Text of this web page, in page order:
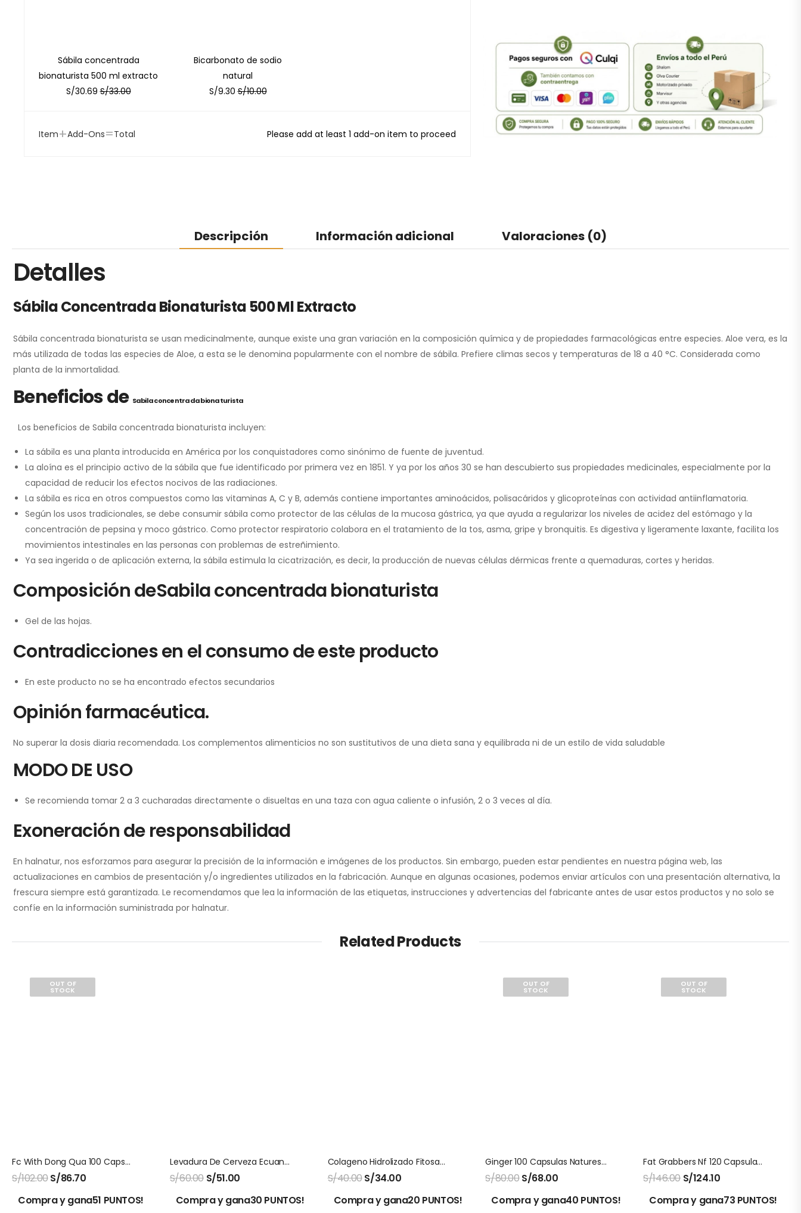
Sábila concentrada
bionaturista 500 ml extracto
S/30.69 S/33.00
Bicarbonato de sodio
natural
S/9.30 S/10.00
Item+Add-Ons=Total Please add at least 1 add-on item to proceed
Descripción Información adicional Valoraciones (0)
Detalles
Sábila Concentrada Bionaturista 500 Ml Extracto
Sábila concentrada bionaturista se usan medicinalmente, aunque existe una gran variación en la composición química y de propiedades farmacológicas entre especies. Aloe vera, es la
más utilizada de todas las especies de Aloe, a esta se le denomina popularmente con el nombre de sábila. Prefiere climas secos y temperaturas de 18 a 40 °C. Considerada como
planta de la inmortalidad.
Beneficios de Sabila concentrada bionaturista
Los beneficios de Sabila concentrada bionaturista incluyen:
La sábila es una planta introducida en América por los conquistadores como sinónimo de fuente de juventud.
La aloína es el principio activo de la sábila que fue identificado por primera vez en 1851. Y ya por los años 30 se han descubierto sus propiedades medicinales, especialmente por la
capacidad de reducir los efectos nocivos de las radiaciones.
La sábila es rica en otros compuestos como las vitaminas A, C y B, además contiene importantes aminoácidos, polisacáridos y glicoproteínas con actividad antiinflamatoria.
Según los usos tradicionales, se debe consumir sábila como protector de las células de la mucosa gástrica, ya que ayuda a regularizar los niveles de acidez del estómago y la
concentración de pepsina y moco gástrico. Como protector respiratorio colabora en el tratamiento de la tos, asma, gripe y bronquitis. Es digestiva y ligeramente laxante, facilita los
movimientos intestinales en las personas con problemas de estreñimiento.
Ya sea ingerida o de aplicación externa, la sábila estimula la cicatrización, es decir, la producción de nuevas células dérmicas frente a quemaduras, cortes y heridas.
Composición deSabila concentrada bionaturista
Gel de las hojas.
Contradicciones en el consumo de este producto
En este producto no se ha encontrado efectos secundarios
Opinión farmacéutica.
No superar la dosis diaria recomendada. Los complementos alimenticios no son sustitutivos de una dieta sana y equilibrada ni de un estilo de vida saludable
MODO DE USO
Se recomienda tomar 2 a 3 cucharadas directamente o disueltas en una taza con agua caliente o infusión, 2 o 3 veces al día.
Exoneración de responsabilidad
En halnatur, nos esforzamos para asegurar la precisión de la información e imágenes de los productos. Sin embargo, pueden estar pendientes en nuestra página web, las
actualizaciones en cambios de presentación y/o ingredientes utilizados en la fabricación. Aunque en algunas ocasiones, podemos enviar artículos con una presentación alternativa, la
frescura siempre está garantizada. Le recomendamos que lea la información de las etiquetas, instrucciones y advertencias del fabricante antes de usar estos productos y no solo se
confíe en la información suministrada por halnatur.
Related Products
OUT OF
STOCK
Fc With Dong Qua 100 Capsulas Natures Sunshine
S/102.00S/86.70
Compra y gana51 PUNTOS!
Levadura De Cerveza Ecuanatu En Polvo 1 Kg
S/60.00 S/51.00
Compra y gana30 PUNTOS!
Colageno Hidrolizado Fitosana
S/40.00S/34.00
Compra y gana20 PUNTOS!
OUT OF
STOCK
Ginger 100 Capsulas Natures Sunshine
S/80.00S/68.00
Compra y gana40 PUNTOS!
OUT OF
STOCK
Fat Grabbers Nf 120 Capsulas Natures Sunshine
S/146.00 S/124.10
Compra y gana73 PUNTOS!